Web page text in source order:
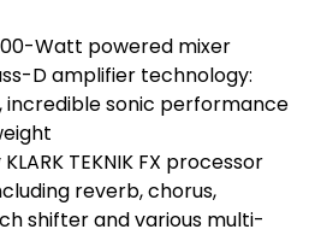
Watt powered mixer
D amplifier technology:
incredible sonic performance
TEKNIK FX processor
reverb, chorus,
shifter and various multi-